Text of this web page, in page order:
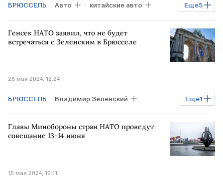
Еще5
БРЮССЕЛЬ Авто китайские авто
КИТАЙ ЕС Пекин
электромобили политика
Генсек НАТО заявил, что не будет
встречаться с Зеленским в Брюсселе
28 мая 2024, 12:24
Еще1
БРЮССЕЛЬ Владимир Зеленский
Йенс Столтенберг
Главы Минобороны стран НАТО проведут
совещание 13-14 июня
15 мая 2024, 10:11